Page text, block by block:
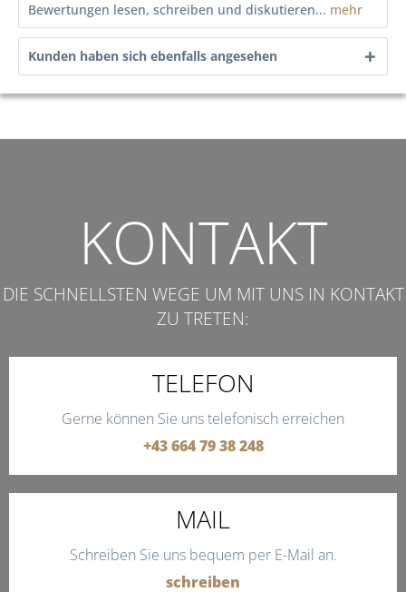
Bewertungen lesen, schreiben und diskutieren... mehr
Kunden haben sich ebenfalls angesehen
KONTAKT
DIE SCHNELLSTEN WEGE UM MIT UNS IN KONTAKT
ZU TRETEN:
TELEFON
Gerne können Sie uns telefonisch erreichen
+43 664 79 38 248
MAIL
Schreiben Sie uns bequem per E-Mail an.
schreiben